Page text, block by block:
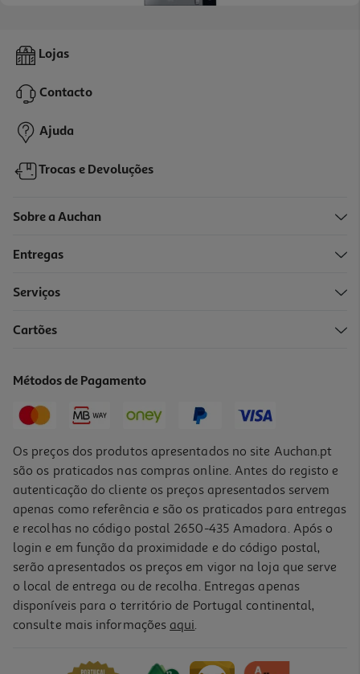
Micro-Ondas Com Grill Qilive Q.6443 Digital 25l Inox 1000w
109,99 €
4.5
Micro-Ondas Com Grill Samsung Mg23k3515as Cinzento 23l 800w
Lojas
Contacto
Ajuda
Trocas e Devoluções
Sobre a Auchan
Entregas
Serviços
Cartões
Métodos de Pagamento
Os preços dos produtos apresentados no site Auchan.pt
são os praticados nas compras online. Antes do registo e
autenticação do cliente os preços apresentados servem
apenas como referência e são os praticados para entregas
e recolhas no código postal 2650-435 Amadora. Após o
login e em função da proximidade e do código postal,
serão apresentados os preços em vigor na loja que serve
o local de entrega ou de recolha. Entregas apenas
disponíveis para o território de Portugal continental,
consulte mais informações aqui.